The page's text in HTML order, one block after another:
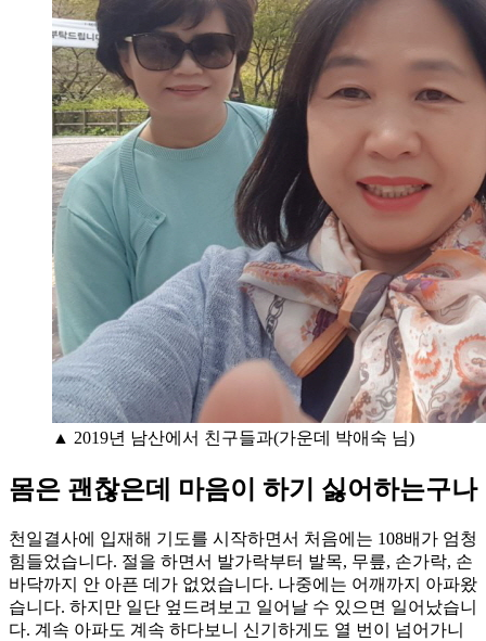
▲ 2019년 남산에서 친구들과(가운데 박애숙 님)
몸은 괜찮은데 마음이 하기 싫어하는구나
천일결사에 입재해 기도를 시작하면서 처음에는 108배가 엄청
힘들었습니다. 절을 하면서 발가락부터 발목, 무릎, 손가락, 손
바닥까지 안 아픈 데가 없었습니다. 나중에는 어깨까지 아파왔
습니다. 하지만 일단 엎드려보고 일어날 수 있으면 일어났습니
다. 계속 아파도 계속 하다보니 신기하게도 열 번이 넘어가니